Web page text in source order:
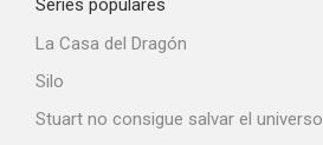
Series populares
La Casa del Dragón
Silo
Stuart no consigue salvar el universo